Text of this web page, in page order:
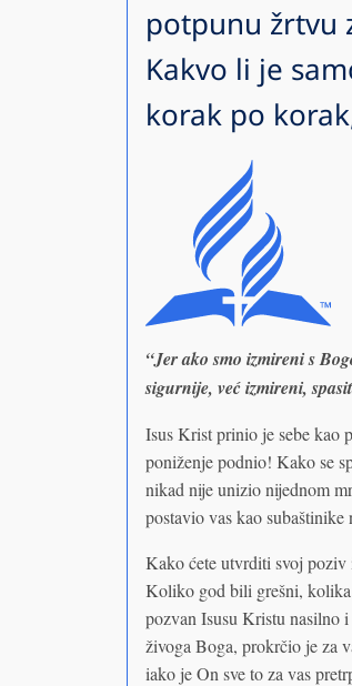
potpunu žrtvu
Kakvo li je
korak po
“Jer ako smo izmireni s
sigurnije, već izmireni,
Isus Krist prinio je sebe kao
poniženje podnio! Kako se
nikad nije unizio nijednom
postavio vas kao subaštinike
Kako ćete utvrditi svoj poziv
Koliko god bili grešni,
pozvan Isusu Kristu nasilno
živoga Boga, prokrčio je za
iako je On sve to za vas